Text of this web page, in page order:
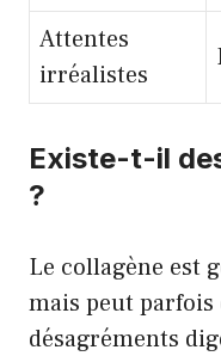
Attentes
irréalistes
Existe-t-il
?
Le collagène est
mais peut
désagréments